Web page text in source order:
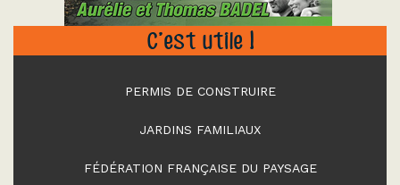
C’est utile !
PERMIS DE CONSTRUIRE
JARDINS FAMILIAUX
FÉDÉRATION FRANÇAISE DU PAYSAGE